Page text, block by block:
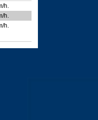
h.
h.
h.